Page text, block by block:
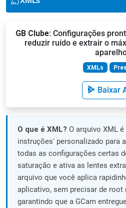
GB Clube: Configurações
reduzir ruído e extrair o
XMLs
Baixar
O que é XML? O arquivo XML
instruções' personalizado para
todas as configurações certas
saturação e ativa as lentes
arquivo que você aplica
aplicativo, sem precisar de root
garantindo que a GCam